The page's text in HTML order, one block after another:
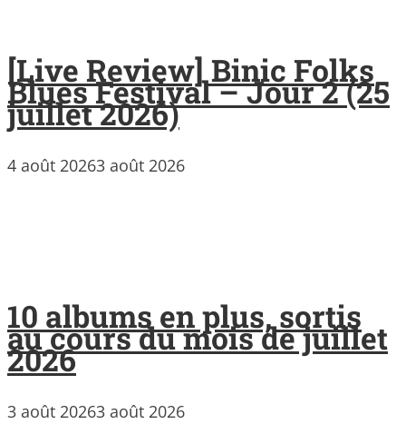
[Live Review] Binic Folks
Blues Festival – Jour 2 (25
juillet 2026)
4 août 20263 août 2026
10 albums en plus, sortis
au cours du mois de juillet
2026
3 août 20263 août 2026